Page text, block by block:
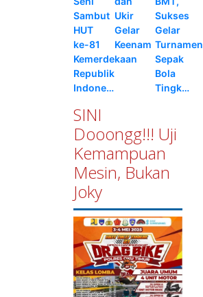
Sambut
HUT
ke-81
Kemerdekaan
Republik
Indone…
Ukir
Gelar
Keenam
Sukses
Gelar
Turnamen
Sepak
Bola
Tingk…
SINI
Dooongg!!! Uji
Kemampuan
Mesin, Bukan
Joky